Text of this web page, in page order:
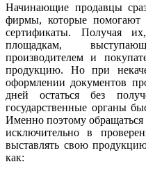
Начинающие продавцы
фирмы, которые помогают
сертификаты. Получая
площадкам,
производителем и
продукцию. Но при
оформлении документов
дней остаться без
государственные органы
Именно поэтому
исключительно в
выставлять свою
как: